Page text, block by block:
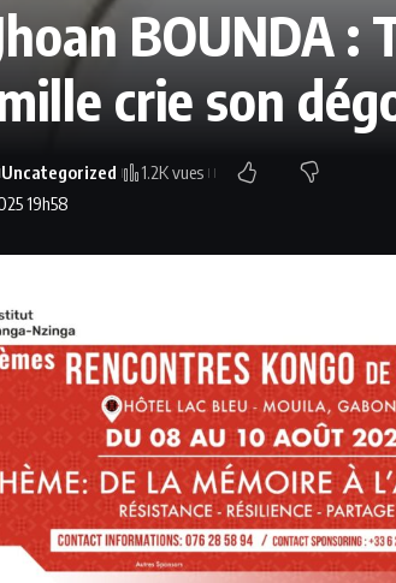
BOUNDA
crie son
19h58
Uncategorized 1.2K vues